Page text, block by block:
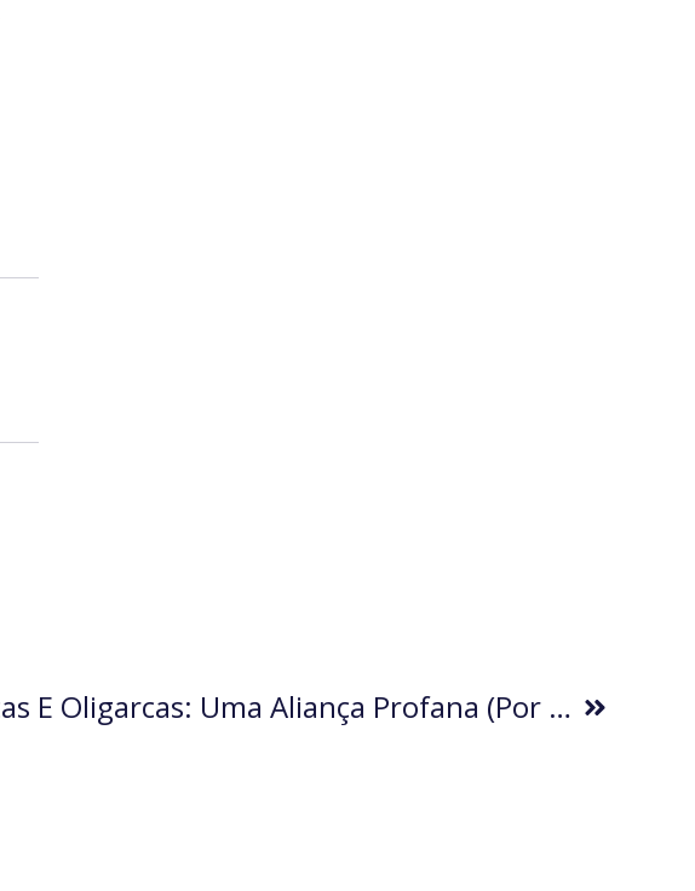
Autocratas E Oligarcas: Uma Aliança Profana (por Simon Commander E Saul Estrin)